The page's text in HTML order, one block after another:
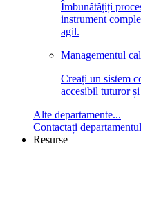
Îmbunătățiți
instrument
agil.
Managementul
Creați un sistem
accesibil tuturor
Alte departamente...
Contactați
Resurse